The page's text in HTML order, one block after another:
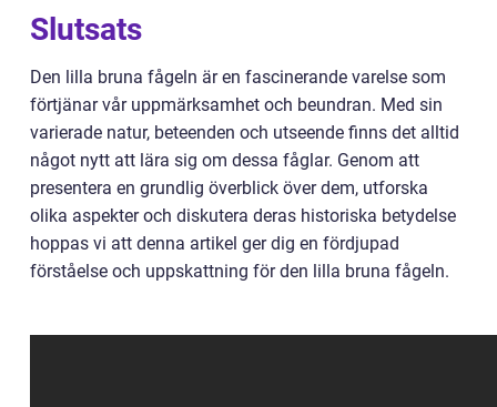
Slutsats
Den lilla bruna fågeln är en fascinerande varelse som
förtjänar vår uppmärksamhet och beundran. Med sin
varierade natur, beteenden och utseende finns det alltid
något nytt att lära sig om dessa fåglar. Genom att
presentera en grundlig överblick över dem, utforska
olika aspekter och diskutera deras historiska betydelse
hoppas vi att denna artikel ger dig en fördjupad
förståelse och uppskattning för den lilla bruna fågeln.